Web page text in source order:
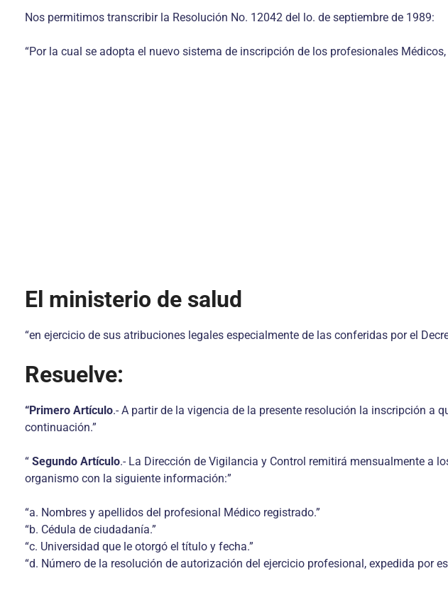
Nos permitimos transcribir la Resolución No. 12042 del lo. de septiembre de 1989:
“Por la cual se adopta el nuevo sistema de inscripción de los profesionales
El ministerio de salud
“en ejercicio de sus atribuciones legales especialmente de las conferidas por el
Resuelve:
“Primero Artículo.- A partir de la vigencia de la presente resolución la inscripción a
continuación.”
“ Segundo Artículo.- La Dirección de Vigilancia y Control remitirá mensualmente a
organismo con la siguiente información:”
“a. Nombres y apellidos del profesional Médico registrado.”
“b. Cédula de ciudadanía.”
“c. Universidad que le otorgó el título y fecha.”
“d. Número de la resolución de autorización del ejercicio profesional, expedida por